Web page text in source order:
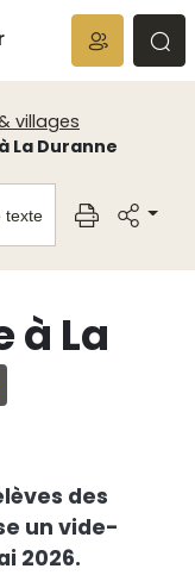
villages
La Duranne
texte
à La
des
un vide-
2026.